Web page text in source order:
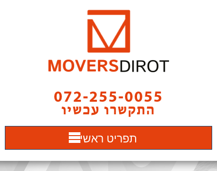
072-255-0055
התקשרו עכשיו
תפריט ראשי